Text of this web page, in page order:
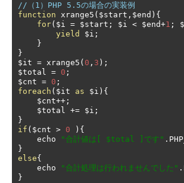
//（1）PHP 5.5の場合の実装例
function xrange5 ( $start , $end ){
for( $i = $start ; $i < $end+1 ;
yield
$i ;
}
}
$it = xrange5 ( 0 , 3 );
$total = 0 ;
$cnt = 0 ;
foreach ( $it as $i ){
    $cnt
++;
    $total
+= $i ;
}
if ( $cnt > 0
){
    echo
"合計値は[ $total ]です" .
}
else{
    echo
"合計処理は行われませんでした" .
}